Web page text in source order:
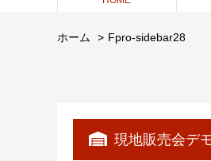
ホーム Fpro-sidebar28
現地販売会デ